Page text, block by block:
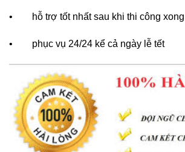
• hỗ trợ tốt nhất sau khi thi công xong
• phục vụ 24/24 kể cả ngày lễ tết